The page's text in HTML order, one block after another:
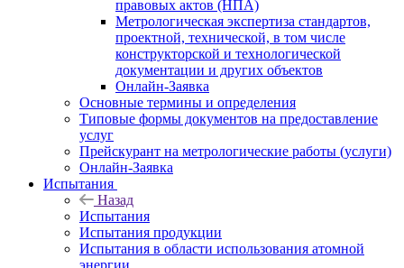
правовых актов (НПА)
Метрологическая экспертиза стандартов,
проектной, технической, в том числе
конструкторской и технологической
документации и других объектов
Онлайн-Заявка
Основные термины и определения
Типовые формы документов на предоставление
услуг
Прейскурант на метрологические работы (услуги)
Онлайн-Заявка
Испытания
Назад
Испытания
Испытания продукции
Испытания в области использования атомной
энергии